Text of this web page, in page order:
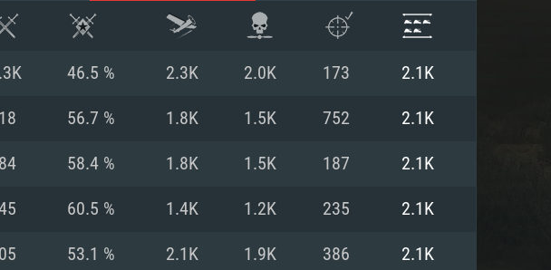
46.5 % 2.3K 2.0K 173 2.1K
56.7 % 1.8K 1.5K 752 2.1K
58.4 % 1.8K 1.5K 187 2.1K
60.5 % 1.4K 1.2K 235 2.1K
53.1 % 2.1K 1.9K 386 2.1K